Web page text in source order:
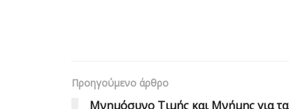
Προηγούμενο άρθρο
Μνημόσυνο Τιμής και Μνήμης για τα